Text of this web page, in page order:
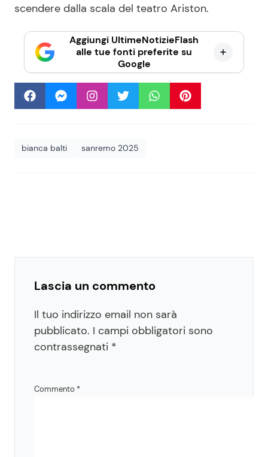
scendere dalla scala del teatro Ariston.
Aggiungi UltimeNotizieFlash
alle tue fonti preferite su
Google
bianca balti sanremo 2025
Lascia un commento
Il tuo indirizzo email non sarà
pubblicato. I campi obbligatori sono
contrassegnati *
Commento *